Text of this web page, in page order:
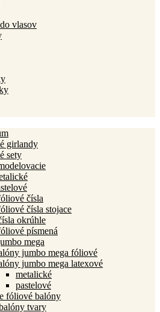
vlasov
girlandy
sety
čísla
čísla stojace
okrúhle
písmená
mega
jumbo mega fóliové
jumbo mega latexové
metalické
pastelové
fóliové balóny
tvary